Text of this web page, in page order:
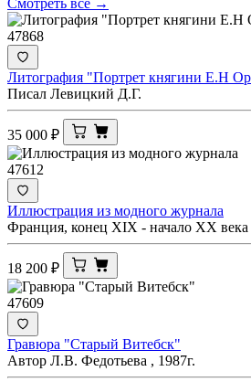
47868
Литография "Портрет княгини Е.Н
Писал Левицкий Д.Г.
35 000 ₽
47612
Иллюстрация из модного журнала
Франция, конец XIX - начало XX века
18 200 ₽
47609
Гравюра "Старый Витебск"
Автор Л.В. Федотьева , 1987г.